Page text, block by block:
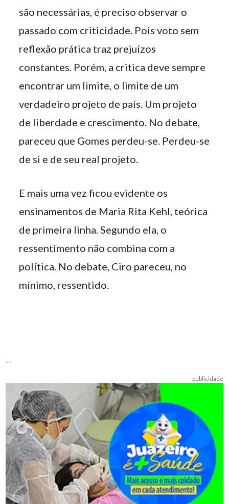
são necessárias, é preciso observar o
passado com criticidade. Pois voto sem
reflexão prática traz prejuízos
constantes. Porém, a critica deve sempre
encontrar um limite, o limite de um
verdadeiro projeto de país. Um projeto
de liberdade e crescimento. No debate,
pareceu que Gomes perdeu-se. Perdeu-se
de si e de seu real projeto.
E mais uma vez ficou evidente os
ensinamentos de Maria Rita Kehl, teórica
de primeira linha. Segundo ela, o
ressentimento não combina com a
política. No debate, Ciro pareceu, no
mínimo, ressentido.
--
publicidade